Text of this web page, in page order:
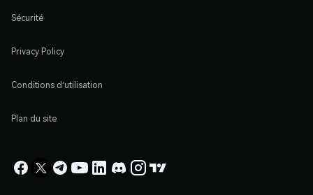
Sécurité
Privacy Policy
Conditions d'utilisation
Plan du site